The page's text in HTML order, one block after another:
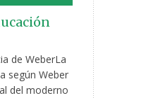
de WeberLa
según Weber
del moderno